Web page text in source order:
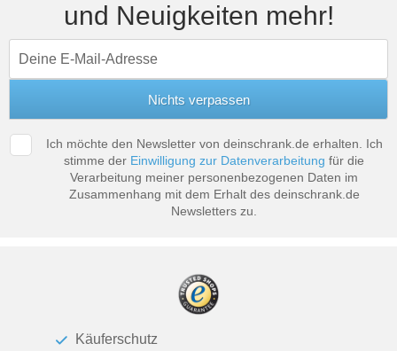
und Neuigkeiten mehr!
Ich möchte den Newsletter von deinschrank.de erhalten. Ich
stimme der Einwilligung zur Datenverarbeitung für die
Verarbeitung meiner personenbezogenen Daten im
Zusammenhang mit dem Erhalt des deinschrank.de
Newsletters zu.
Käuferschutz
Sofas & Schlafsofas
Tische & Bänke
Wandboards